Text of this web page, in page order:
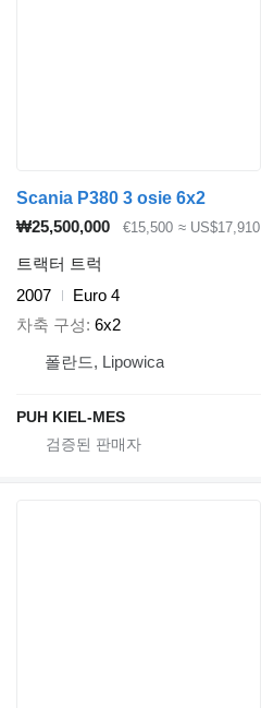
Scania P380 3 osie 6x2
₩25,500,000
€15,500 ≈ US$17,910
트랙터 트럭
2007
Euro 4
차축 구성 6x2
폴란드, Lipowica
PUH KIEL-MES